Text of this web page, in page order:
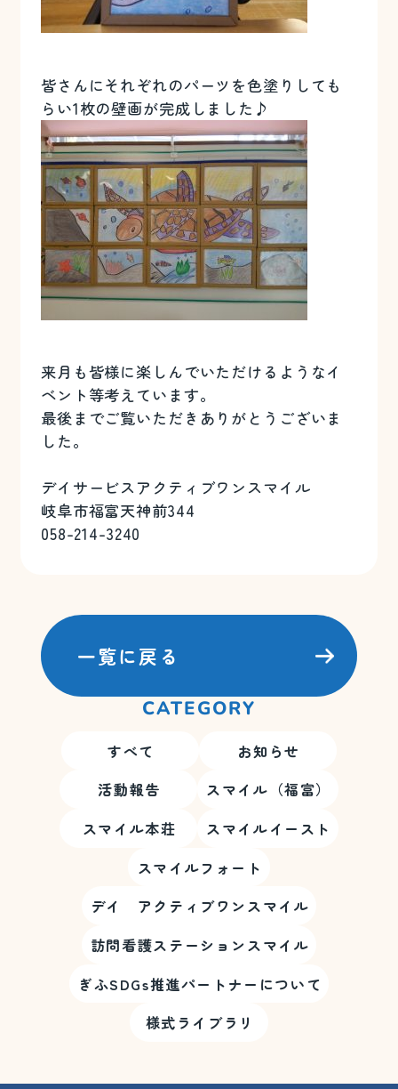
CATEGORY
すべて
お知らせ
活動報告
スマイル（福富）
スマイル本荘
スマイルイースト
スマイルフォート
デイ アクティブワンスマイル
訪問看護ステーションスマイル
ぎふSDGs推進パートナーについて
様式ライブラリ
皆さんにそれぞれのパーツを色塗りしても
らい1枚の壁画が完成しました♪
来月も皆様に楽しんでいただけるようなイ
ベント等考えています。
最後までご覧いただきありがとうございま
した。
デイサービスアクティブワンスマイル
岐阜市福富天神前344
058-214-3240
一覧に戻る